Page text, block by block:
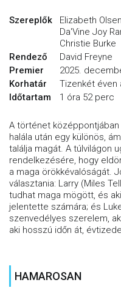
Szereplők
Elizabeth
Da'Vine Joy
Christie Burke
Rendező
David Freyne
Premier
2025.
Korhatár
Tizenkét éven
Időtartam
1 óra 52 perc
A történet középpontjában
halála után egy különös,
találja magát. A túlvilágon
rendelkezésére, hogy
a maga örökkévalóságát.
választania: Larry (Miles
tudhat maga mögött, és
jelentette számára; és
szenvedélyes szerelem,
aki hosszú időn át,
HAMAROSAN